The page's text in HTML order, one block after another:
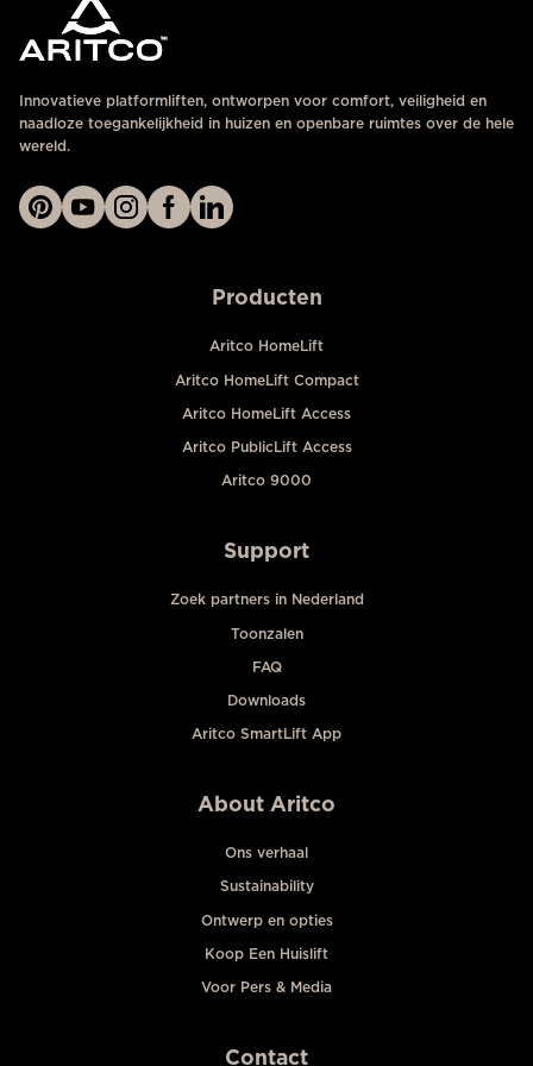
Innovatieve platformliften, ontworpen voor comfort, veiligheid en
naadloze toegankelijkheid in huizen en openbare ruimtes over de hele
wereld.
Producten
Aritco HomeLift
Aritco HomeLift Compact
Aritco HomeLift Access
Aritco PublicLift Access
Aritco 9000
Support
Zoek partners in Nederland
Toonzalen
FAQ
Downloads
Aritco SmartLift App
About Aritco
Ons verhaal
Sustainability
Ontwerp en opties
Koop Een Huislift
Voor Pers & Media
Contact